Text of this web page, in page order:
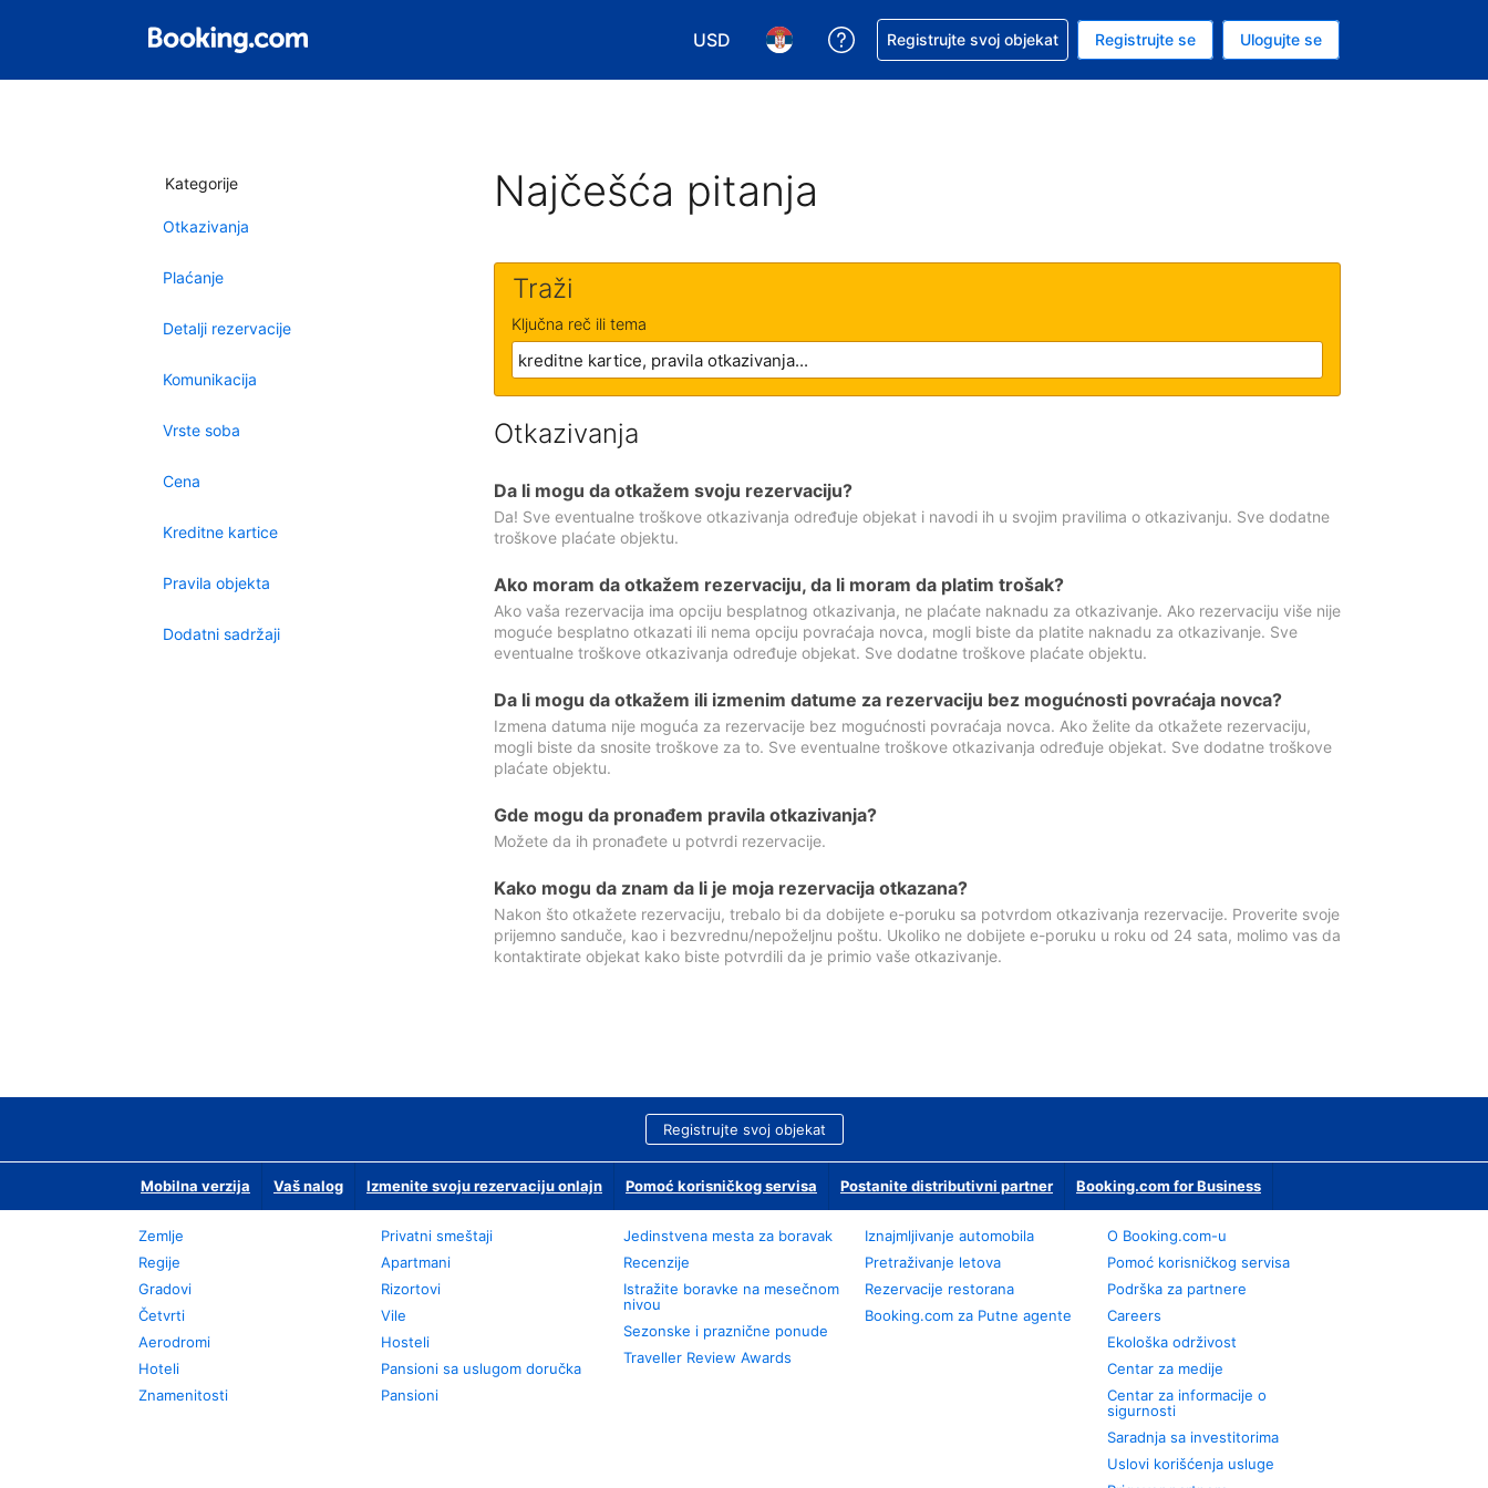
USD
Izaberite valutu. Vaša trenutna valuta je američki dolar
Izaberite jezik. Vaš trenutni jezik je Srpskom
Zatražite pomoć u vezi sa rezervacijom
Registrujte svoj objekat Registrujte se Ulogujte se
Kategorije
Otkazivanja
Plaćanje
Detalji rezervacije
Komunikacija
Vrste soba
Cena
Kreditne kartice
Pravila objekta
Dodatni sadržaji
Najčešća pitanja
Traži
Ključna reč ili tema
Otkazivanja
Da li mogu da otkažem svoju rezervaciju?
Da! Sve eventualne troškove otkazivanja određuje objekat i navodi ih u svojim pravilima o otkazivanju. Sve dodatne
troškove plaćate objektu.
Ako moram da otkažem rezervaciju, da li moram da platim trošak?
Ako vaša rezervacija ima opciju besplatnog otkazivanja, ne plaćate naknadu za otkazivanje. Ako rezervaciju više nije
moguće besplatno otkazati ili nema opciju povraćaja novca, mogli biste da platite naknadu za otkazivanje. Sve
eventualne troškove otkazivanja određuje objekat. Sve dodatne troškove plaćate objektu.
Da li mogu da otkažem ili izmenim datume za rezervaciju bez mogućnosti povraćaja novca?
Izmena datuma nije moguća za rezervacije bez mogućnosti povraćaja novca. Ako želite da otkažete rezervaciju,
mogli biste da snosite troškove za to. Sve eventualne troškove otkazivanja određuje objekat. Sve dodatne troškove
plaćate objektu.
Gde mogu da pronađem pravila otkazivanja?
Možete da ih pronađete u potvrdi rezervacije.
Kako mogu da znam da li je moja rezervacija otkazana?
Nakon što otkažete rezervaciju, trebalo bi da dobijete e-poruku sa potvrdom otkazivanja rezervacije. Proverite svoje
prijemno sanduče, kao i bezvrednu/nepoželjnu poštu. Ukoliko ne dobijete e-poruku u roku od 24 sata, molimo vas da
kontaktirate objekat kako biste potvrdili da je primio vaše otkazivanje.
Registrujte svoj objekat
Mobilna verzija Vaš nalog Izmenite svoju rezervaciju onlajn Pomoć korisničkog servisa Postanite distributivni partner Booking.com for Business
Zemlje
Regije
Gradovi
Četvrti
Aerodromi
Hoteli
Znamenitosti
Privatni smeštaji
Apartmani
Rizortovi
Vile
Hosteli
Pansioni sa uslugom doručka
Pansioni
Jedinstvena mesta za boravak
Recenzije
Istražite boravke na mesečnom
nivou
Sezonske i praznične ponude
Traveller Review Awards
Iznajmljivanje automobila
Pretraživanje letova
Rezervacije restorana
Booking.com za Putne agente
О Booking.com-u
Pomoć korisničkog servisa
Podrška za partnere
Careers
Ekološka održivost
Centar za medije
Centar za informacije o
sigurnosti
Saradnja sa investitorima
Uslovi korišćenja usluge